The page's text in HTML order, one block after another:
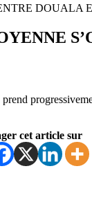
DOUALA
cet article sur